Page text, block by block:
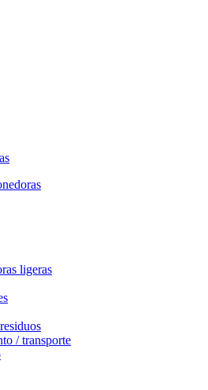
ligeras
/ transporte